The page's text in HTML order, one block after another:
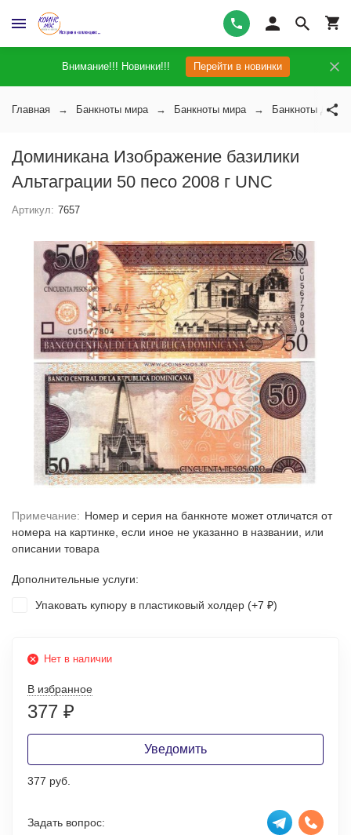
Внимание!!! Новинки!!! Перейти в новинки
Главная Банкноты мира Банкноты мира Банкноты
Доминикана Изображение базилики
Альтаграции 50 песо 2008 г UNC
Артикул: 7657
Примечание: Номер и серия на банкноте может отличатся от
номера на картинке, если иное не указанно в названии, или
описании товара
Дополнительные услуги:
Упаковать купюру в пластиковый холдер (+7 ₽)
Нет в наличии
В избранное
377 ₽
Уведомить
377 руб.
Задать вопрос: